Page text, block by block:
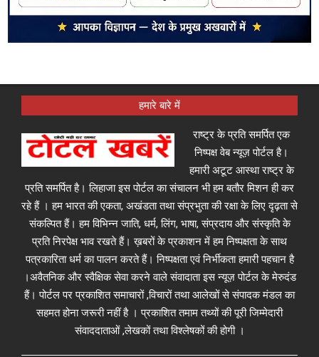
हमारे बारे में
राष्ट्र के प्रति समर्पित एक
निष्पक्ष वेब न्यूज़ पोर्टल है।
हमारी अटूट आस्था राष्ट्र के
प्रति समर्पित है। लिहाजा इस पोर्टल का संचालन भी हम बतौर मिशन ही कर
रहे हैं । हम भारत की एकता, अखंडता तथा संप्रभुता की रक्षा के लिए दृढ़ता से
संकल्पित हैं। हम विभिन्न जाति, धर्म, लिंग, भाषा, संप्रदाय और संस्कृति के
प्रति निरपेक्ष भाव रखते हैं। ख़बरों के प्रकाशन में हम निष्पक्षता के साथ
पत्रकारिता धर्म का पालन करते हैं। निष्पक्षता एवं निर्भीकता हमारी पहचान है
।अवैतनिक और स्वैक्षिक सेवा करने वाले संवादाता इस न्यूज़ पोर्टल के मेरुदंड
हैं। पोर्टल पर प्रकाशित समाचारों ,विचारों तथा आलेखों से संपादक मंडल का
सहमत होना जरूरी नहीं है । प्रकाशित तमाम तथ्यों की पूरी जिम्मेदारी
संवाददाताओं ,लेखकों तथा विश्लेषकों की होगी ।